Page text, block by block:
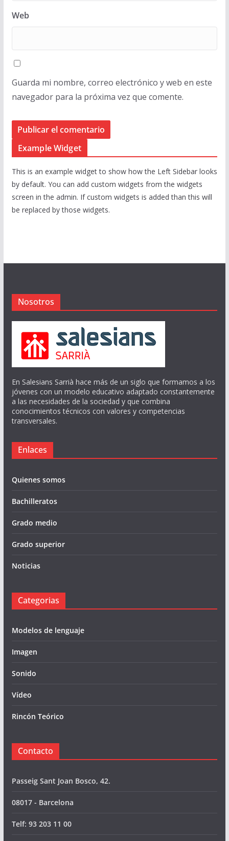
Web
Guarda mi nombre, correo electrónico y web en este
navegador para la próxima vez que comente.
Example Widget
This is an example widget to show how the Left Sidebar looks
by default. You can add custom widgets from the widgets
screen in the admin. If custom widgets is added than this will
be replaced by those widgets.
Nosotros
En Salesians Sarrià hace más de un siglo que formamos a los
jóvenes con un modelo educativo adaptado constantemente
a las necesidades de la sociedad y que combina
conocimientos técnicos con valores y competencias
transversales.
Enlaces
Quienes somos
Bachilleratos
Grado medio
Grado superior
Noticias
Categorias
Modelos de lenguaje
Imagen
Sonido
Vídeo
Rincón Teórico
Contacto
Passeig Sant Joan Bosco, 42.
08017 - Barcelona
Telf: 93 203 11 00